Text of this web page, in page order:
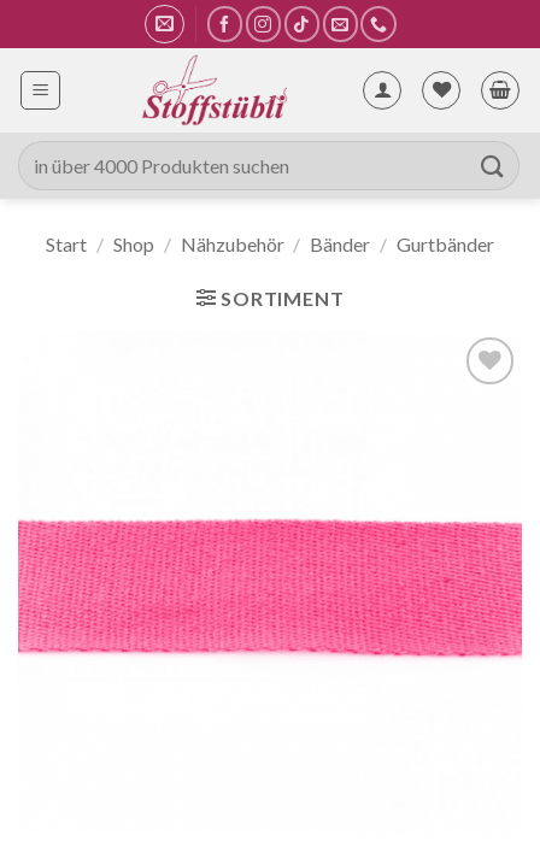
Inhalt
springen
Suche
nach:
Start / Shop / Nähzubehör / Bänder / Gurtbänder
SORTIMENT